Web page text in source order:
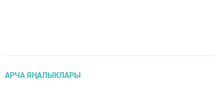
АРЧА ЯҢАЛЫКЛАРЫ